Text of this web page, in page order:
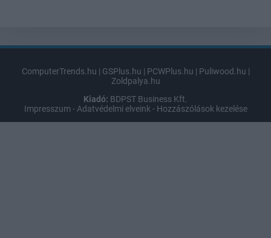
ComputerTrends.hu | GSPlus.hu | PCWPlus.hu | Puliwood.hu |
Zoldpalya.hu
Kiadó: BDPST Business Kft.
Impresszum - Adatvédelmi elveink - Hozzászólások kezelése